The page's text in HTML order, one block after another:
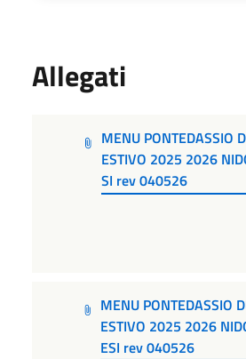
Allegati
MENU PONTEDASSIO
ESTIVO 2025 2026
SI rev 040526
MENU PONTEDASSIO
ESTIVO 2025 2026
ESI rev 040526